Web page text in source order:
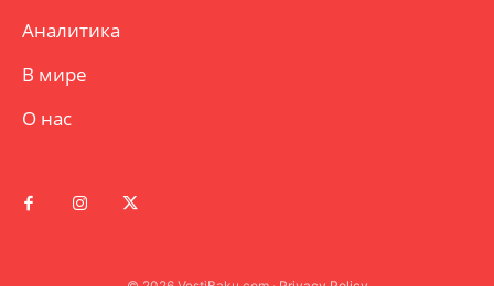
Аналитика
В мире
О нас